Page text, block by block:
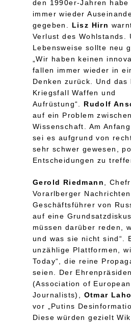
den 1990er-Jahren habe
immer wieder
gegeben. Lisz Hirn
Verlust des Wohlstands.
Lebensweise sollte neu
„Wir haben keinen
fallen immer wieder in
Denken zurück. Und das
Kriegsfall Waffen und
Aufrüstung“. Rudolf
auf ein Problem
Wissenschaft. Am
sei es aufgrund von
sehr schwer gewesen,
Entscheidungen zu
Gerold Riedmann
,
Vorarlberger
Geschäftsführer von
auf eine
müssen darüber reden,
und was sie nicht sind“.
unzählige Plattformen,
Today“, die reine
seien. Der
(Association of European
Journalists), Otmar
vor „Putins
Diese würden gezielt